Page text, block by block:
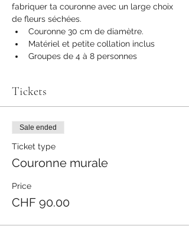
fabriquer ta couronne avec un large choix
de fleurs séchées.
Couronne 30 cm de diamètre.
Matériel et petite collation inclus
Groupes de 4 à 8 personnes
Tickets
Sale ended
Ticket type
Couronne murale
Price
CHF 90.00